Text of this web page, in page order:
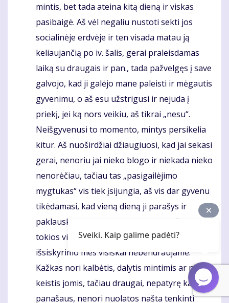
mintis, bet tada ateina kitą dieną ir viskas
pasibaigė. Aš vėl negaliu nustoti sekti jos
socialinėje erdvėje ir ten visada matau ją
keliaujančią po iv. šalis, gerai praleisdamas
laiką su draugais ir pan., tada pažvelgęs į save
galvojo, kad ji galėjo mane paleisti ir mėgautis
gyvenimu, o aš esu užstrigusi ir nejuda į
priekį, jei ką nors veikiu, aš tikrai „nesu“.
Neišgyvenusi to momento, mintys persikelia
kitur. Aš nuoširdžiai džiaugiuosi, kad jai sekasi
gerai, nenoriu jai nieko blogo ir niekada nieko
nenorėčiau, tačiau tas „pasigailėjimo
mygtukas“ vis tiek įsijungia, aš vis dar gyvenu
tikėdamasi, kad vieną dieną ji parašys ir
paklausk manęs, kaip man sekasi, tačiau
tokios viltys atrodo tuščios. , nes po
išsiskyrimo mes visiškai nebendraujame.
Kažkas nori kalbėtis, dalytis mintimis ar net
keistis jomis, tačiau draugai, nepatyrę kažko
panašaus, nenori nuolatos našta tenkinti
Sveiki. Kaip galime padėti?